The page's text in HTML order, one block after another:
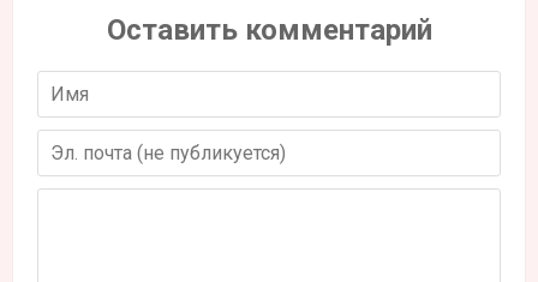
Оставить комментарий